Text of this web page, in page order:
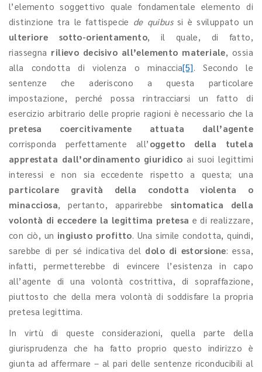
l’elemento soggettivo quale fondamentale elemento di
distinzione tra le fattispecie de quibussi è sviluppato un
ulteriore sotto-orientamento, il quale, di fatto,
riassegna rilievo decisivo all’elemento materiale, ossia
alla condotta di violenza o minaccia[5]. Secondo le
sentenze che aderiscono a questa particolare
impostazione, perché possa rintracciarsi un fatto di
esercizio arbitrario delle proprie ragioni è necessario che la
pretesa coercitivamente attuata dall’agente
corrisponda perfettamente all’ oggetto della tutela
apprestata dall’ordinamento giuridicoai suoi legittimi
interessi e non sia eccedente rispetto a questa; una
particolare gravità della condotta violenta o
minacciosa, pertanto, apparirebbe sintomatica della
volontà di eccedere la legittima pretesa e di realizzare,
con ciò, un ingiusto profitto. Una simile condotta, quindi,
sarebbe di per sé indicativa del dolo di estorsione: essa,
infatti, permetterebbe di evincere l’esistenza in capo
all’agente di una volontà costrittiva, di sopraffazione,
piuttosto che della mera volontà di soddisfare la propria
pretesa legittima.
In virtù di queste considerazioni, quella parte della
giurisprudenza che ha fatto proprio questo indirizzo è
giunta ad affermare – al pari delle sentenze riconducibili al